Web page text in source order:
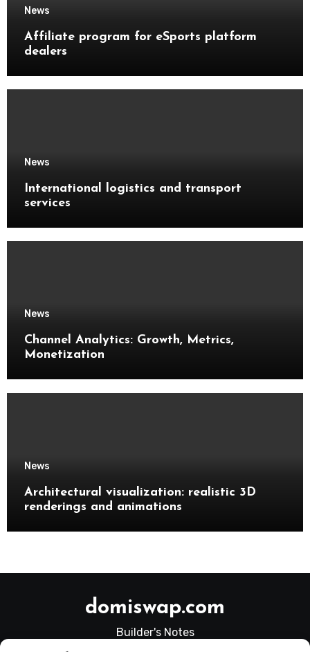
News
Affiliate program for eSports platform
dealers
News
International logistics and transport
services
News
Channel Analytics: Growth, Metrics,
Monetization
News
Architectural visualization: realistic 3D
renderings and animations
domiswap.com
Builder's Notes